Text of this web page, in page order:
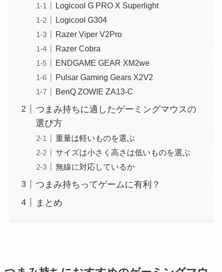
Logicool G PRO X Superlight
Logicool G304
Razer Viper V2Pro
Razer Cobra
ENDGAME GEAR XM2we
Pulsar Gaming Gears X2V2
BenQ ZOWIE ZA13-C
つまみ持ちに適したゲーミングマウスの
選び方
重量は軽いものを選ぶ
サイズは小さく高さは低いものを選ぶ
無線に対応しているか
つまみ持ちってゲームに有利？
まとめ